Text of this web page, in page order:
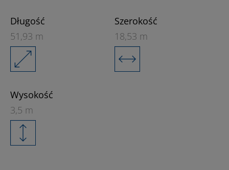
Długość
51,93 m
Szerokość
18,53 m
Wysokość
3,5 m